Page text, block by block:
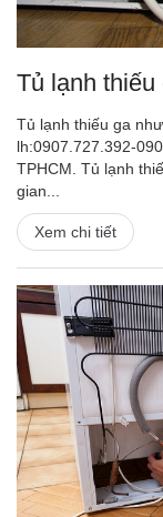
Tủ lạnh thiếu
Tủ lạnh thiếu ga
lh:0907.727.392-
TPHCM. Tủ lạnh
gian...
Xem chi tiết